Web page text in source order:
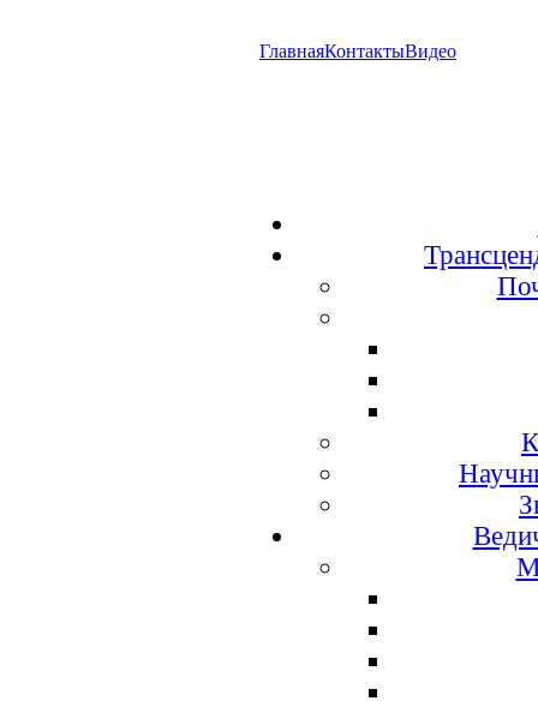
ГлавнаяКонтактыВидео